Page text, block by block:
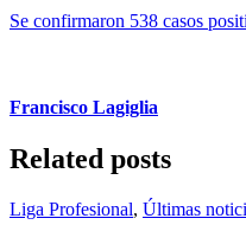
Se confirmaron 538 casos
Francisco Lagiglia
Related posts
Liga Profesional, Últimas